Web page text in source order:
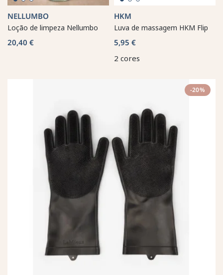
NELLUMBO
Loção de limpeza Nellumbo
20,40 €
HKM
Luva de massagem HKM Flip
5,95 €
2 cores
-20%